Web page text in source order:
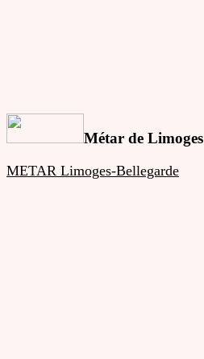
Métar de Limoges
METAR Limoges-Bellegarde